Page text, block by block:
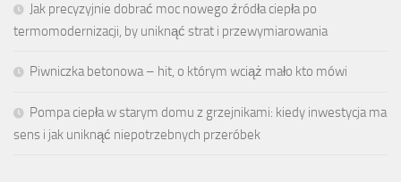
Jak precyzyjnie dobrać moc nowego źródła ciepła po
termomodernizacji, by uniknąć strat i przewymiarowania
Piwniczka betonowa – hit, o którym wciąż mało kto mówi
Pompa ciepła w starym domu z grzejnikami: kiedy inwestycja ma
sens i jak uniknąć niepotrzebnych przeróbek